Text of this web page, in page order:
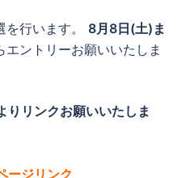
行います。 8月8日(土)ま
ントリーお願いいたしま
りリンクお願いいたしま
ージリンク